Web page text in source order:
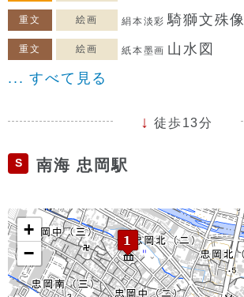
重文 絵画 絹本淡彩 騎獅文殊像
重文 絵画 紙本墨画 山水図
... すべて見る
徒歩13分
S 南海 忠岡駅
+
−